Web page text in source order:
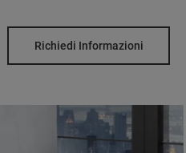
Richiedi Informazioni